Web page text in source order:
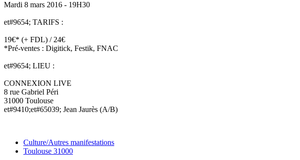
Mardi 8 mars 2016 - 19H30
et#9654; TARIFS :
19€* (+ FDL) / 24€
*Pré-ventes : Digitick, Festik, FNAC
et#9654; LIEU :
CONNEXION LIVE
8 rue Gabriel Péri
31000 Toulouse
et#9410;et#65039; Jean Jaurès (A/B)
Culture/Autres manifestations
Toulouse 31000